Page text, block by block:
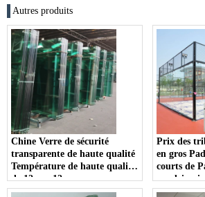
Autres produits
Chine Verre de sécurité
transparente de haute qualité
Température de haute qualité
de 12mm 12mm pour un
ensemble complet de Padel
Prix ​​des
en gros
courts de
en plein
complet